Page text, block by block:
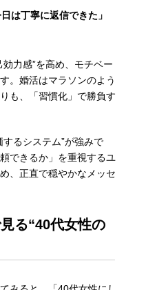
日は丁寧に返信できた」
力感”を高め、モチベー
。婚活はマラソンのよう
も、「習慣化」で勝負す
するシステム”が強みで
できるか」を重視するユ
、正直で穏やかなメッセ
る“40代女性の